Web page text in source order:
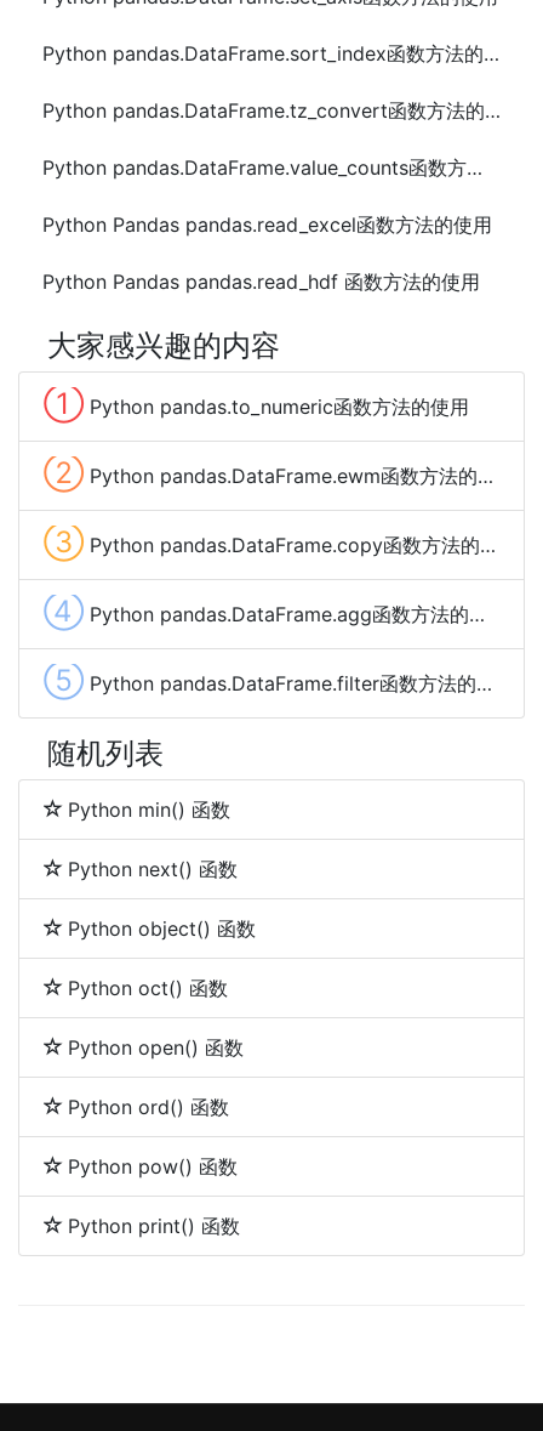
Python pandas.DataFrame.sort_index函数方法的使用
Python pandas.DataFrame.tz_convert函数方法的使用
Python pandas.DataFrame.value_counts函数方法的使用
Python Pandas pandas.read_excel函数方法的使用
Python Pandas pandas.read_hdf 函数方法的使用
大家感兴趣的内容
① Python pandas.to_numeric函数方法的使用
② Python pandas.DataFrame.ewm函数方法的使用
③ Python pandas.DataFrame.copy函数方法的使用
④ Python pandas.DataFrame.agg函数方法的使用
⑤ Python pandas.DataFrame.filter函数方法的使用
随机列表
Python min() 函数
Python next() 函数
Python object() 函数
Python oct() 函数
Python open() 函数
Python ord() 函数
Python pow() 函数
Python print() 函数